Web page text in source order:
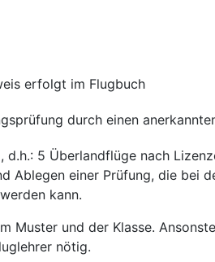
erfolgt im Flugbuch
durch einen
5 Überlandflüge nach
Ablegen einer Prüfung, die bei
werden kann.
Muster und der Klasse.
nötig.